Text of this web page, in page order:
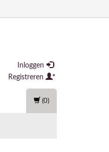
Inloggen
Registreren
(0)